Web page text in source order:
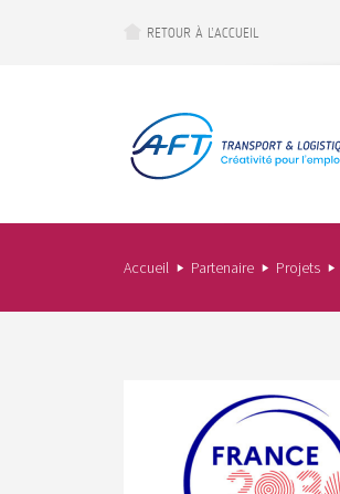
RETOUR À L’ACCUEIL
Accueil Partenaire Projets